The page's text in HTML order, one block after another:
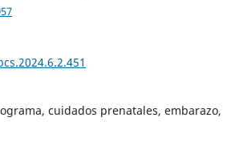
cuidados prenatales, embarazo,